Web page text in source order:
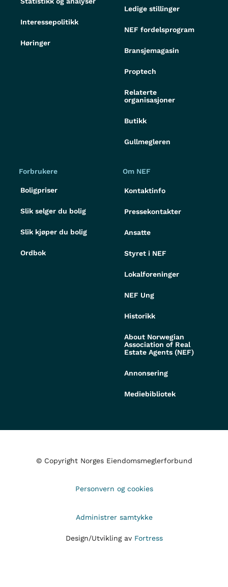
Interessepolitikk
Høringer
Ledige stillinger
NEF fordelsprogram
Bransjemagasin
Proptech
Relaterte
organisasjoner
Butikk
Gullmegleren
Forbrukere
Boligpriser
Slik selger du bolig
Slik kjøper du bolig
Ordbok
Om NEF
Kontaktinfo
Pressekontakter
Ansatte
Styret i NEF
Lokalforeninger
NEF Ung
Historikk
About Norwegian
Association of Real
Estate Agents (NEF)
Annonsering
Mediebibliotek
© Copyright Norges Eiendomsmeglerforbund
Personvern og cookies
Administrer samtykke
Design/Utvikling av Fortress